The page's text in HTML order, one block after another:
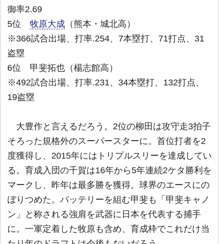
御率2.69
5位 牧原大成 （熊本・城北高）
※366試合出場、打率.254、7本塁打、71打点、31
盗塁
6位 甲斐拓也（楊志館高）
※492試合出場、打率.231、34本塁打、132打点、
19盗塁
大豊作と言えるだろう。2位の柳田は攻守走3拍子
そろった規格外のスーパースターに。首位打者を2
度獲得し、2015年にはトリプルスリーを達成してい
る。育成入団の千賀は16年から5年連続2ケタ勝利を
マークし、昨年は最多勝を獲得。球界のエースにの
ぼりつめた。バッテリーを組む甲斐も「甲斐キャノ
ン」と称される強肩を武器に日本を代表する捕手
に。一軍定着した牧原も含め、育成枠でこれだけ当